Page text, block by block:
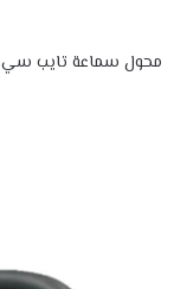
محول سماعة تايب سي aux إلى type- c